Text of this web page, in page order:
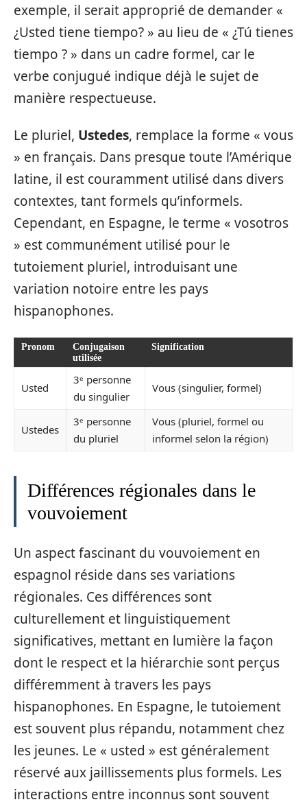
exemple, il serait approprié de demander «
¿Usted tiene tiempo? » au lieu de « ¿Tú tienes
tiempo ? » dans un cadre formel, car le
verbe conjugué indique déjà le sujet de
manière respectueuse.
Le pluriel, Ustedes, remplace la forme « vous
» en français. Dans presque toute l’Amérique
latine, il est couramment utilisé dans divers
contextes, tant formels qu’informels.
Cependant, en Espagne, le terme « vosotros
» est communément utilisé pour le
tutoiement pluriel, introduisant une
variation notoire entre les pays
hispanophones.
Pronom
Conjugaison
utilisée
Signification
Usted
3ᵉ personne
du singulier
Vous (singulier, formel)
Ustedes
3ᵉ personne
du pluriel
Vous (pluriel, formel ou
informel selon la région)
Différences régionales dans le
vouvoiement
Un aspect fascinant du vouvoiement en
espagnol réside dans ses variations
régionales. Ces différences sont
culturellement et linguistiquement
significatives, mettant en lumière la façon
dont le respect et la hiérarchie sont perçus
différemment à travers les pays
hispanophones. En Espagne, le tutoiement
est souvent plus répandu, notamment chez
les jeunes. Le « usted » est généralement
réservé aux jaillissements plus formels. Les
interactions entre inconnus sont souvent